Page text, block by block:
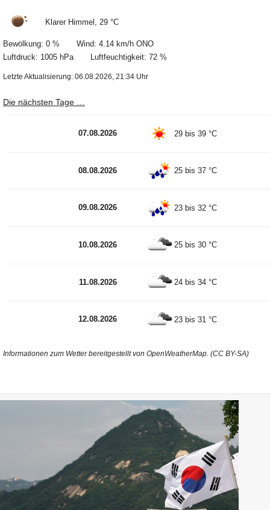
Klarer Himmel, 29 °C
Bewölkung: 0 % Wind: 4.14 km/h ONO
Luftdruck: 1005 hPa Luftfeuchtigkeit: 72 %
Letzte Aktualisierung: 06.08.2026, 21:34 Uhr
Die nächsten Tage …
07.08.2026 29 bis 39 °C
08.08.2026 25 bis 37 °C
09.08.2026 23 bis 32 °C
10.08.2026 25 bis 30 °C
11.08.2026 24 bis 34 °C
12.08.2026 23 bis 31 °C
Informationen zum Wetter bereitgestellt von OpenWeatherMap. (CC BY-SA)